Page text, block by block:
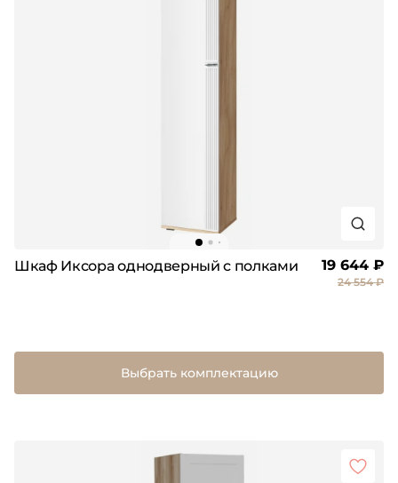
Шкаф Иксора однодверный с полками 19 644 ₽
24 554 ₽
Выбрать комплектацию